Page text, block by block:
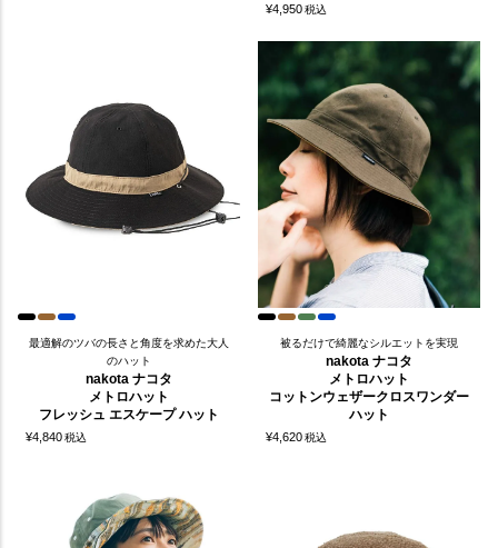
¥4,950税込
最適解のツバの長さと角度を求めた大人
のハット
nakota ナコタ
メトロハット
フレッシュ エスケープ ハット
¥4,840税込
被るだけで綺麗なシルエットを実現
nakota ナコタ
メトロハット
コットンウェザークロスワンダー
ハット
¥4,620税込